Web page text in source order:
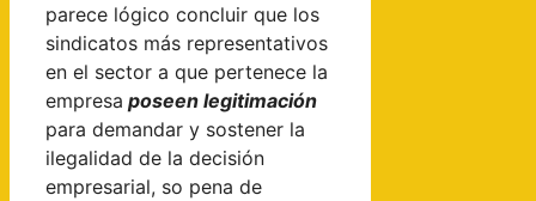
parece lógico concluir que los
sindicatos más representativos
en el sector a que pertenece la
empresa poseen legitimación
para demandar y sostener la
ilegalidad de la decisión
empresarial, so pena de